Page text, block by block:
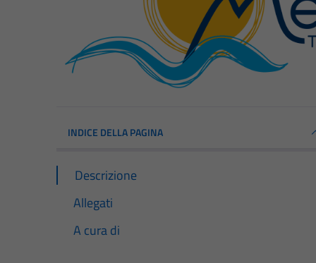
INDICE DELLA PAGINA
Descrizione
Allegati
A cura di